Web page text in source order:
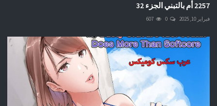
2257 أم بالتبني الجزء 32
فبراير 10, 2025 0
607